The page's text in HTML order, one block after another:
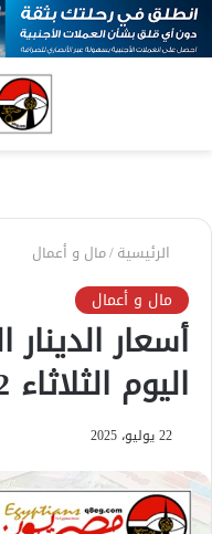
الرئيسية/مال و أعمال
مال و أعمال
أسعار
اليوم الثلاثاء 22 – 7 – 2025
22 يوليو، 2025